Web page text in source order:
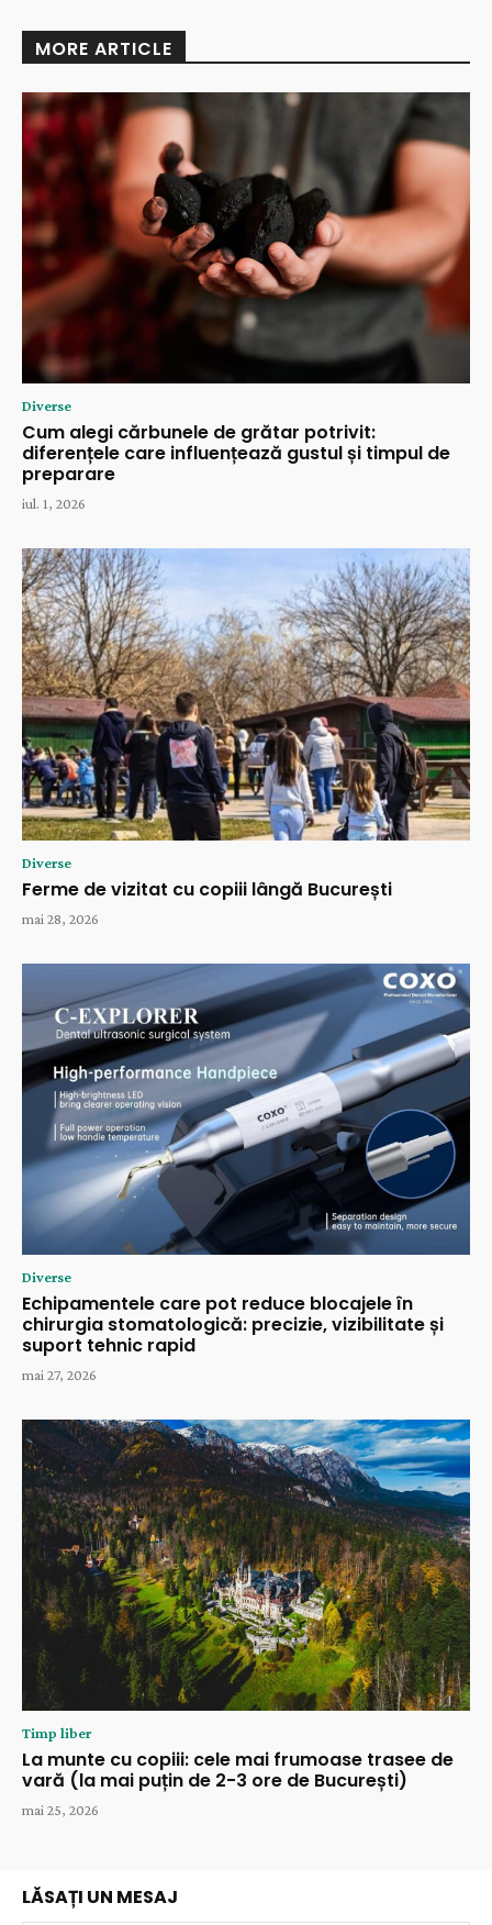
MORE ARTICLE
Diverse
Cum alegi cărbunele de grătar potrivit:
diferențele care influențează gustul și timpul de
preparare
iul. 1, 2026
Diverse
Ferme de vizitat cu copiii lângă București
mai 28, 2026
Diverse
Echipamentele care pot reduce blocajele în
chirurgia stomatologică: precizie, vizibilitate și
suport tehnic rapid
mai 27, 2026
Timp liber
La munte cu copiii: cele mai frumoase trasee de
vară (la mai puțin de 2-3 ore de București)
mai 25, 2026
LĂSAȚI UN MESAJ